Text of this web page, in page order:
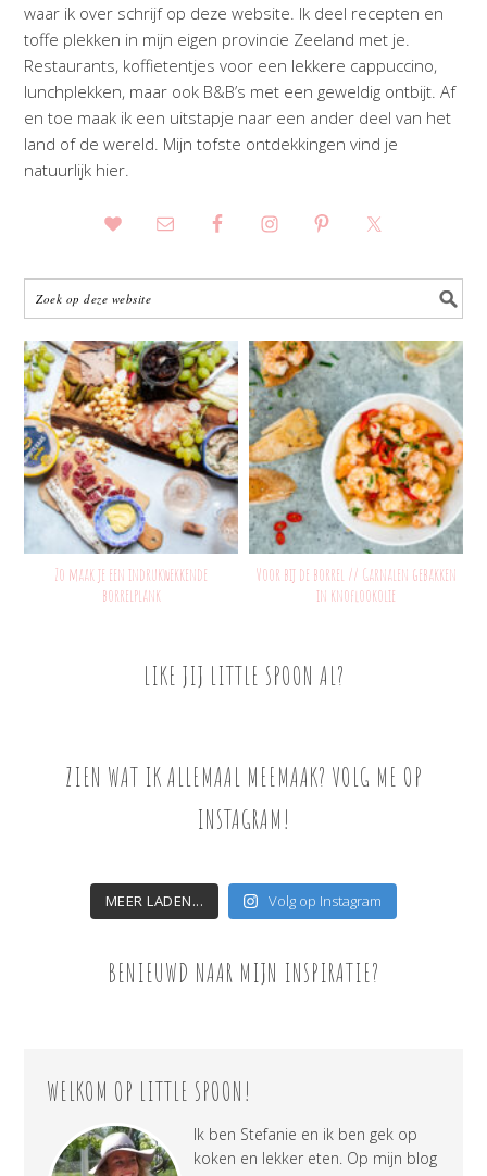
waar ik over schrijf op deze website. Ik deel recepten en
toffe plekken in mijn eigen provincie Zeeland met je.
Restaurants, koffietentjes voor een lekkere cappuccino,
lunchplekken, maar ook B&B’s met een geweldig ontbijt. Af
en toe maak ik een uitstapje naar een ander deel van het
land of de wereld. Mijn tofste ontdekkingen vind je
natuurlijk hier.
Zo maak je een indrukwekkende
borrelplank
Voor bij de borrel // Garnalen gebakken
in knoflookolie
LIKE JIJ LITTLE SPOON AL?
ZIEN WAT IK ALLEMAAL MEEMAAK? VOLG ME OP
INSTAGRAM!
MEER LADEN... Volg op Instagram
BENIEUWD NAAR MIJN INSPIRATIE?
WELKOM OP LITTLE SPOON!
Ik ben Stefanie en ik ben gek op
koken en lekker eten. Op mijn blog